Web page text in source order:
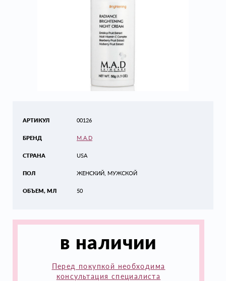
АРТИКУЛ
БРЕНД
СТРАНА
ПОЛ
ОБЪЕМ, МЛ
00126
M.A.D
USA
ЖЕНСКИЙ, МУЖСКОЙ
50
в наличии
Перед покупкой необходима
консультация специалиста